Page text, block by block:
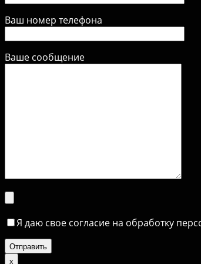
Ваш номер телефона
Ваше сообщение
Я даю свое согласие на обработку
х